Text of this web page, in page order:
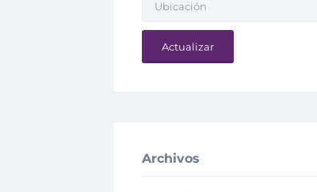
Actualizar
Archivos